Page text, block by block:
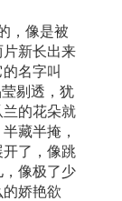
，像是被
新长出来
名字叫
剔透，犹
的花朵就
藏半掩，
了，像跳
像极了少
娇艳欲